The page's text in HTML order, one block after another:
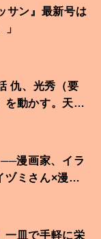
サン』最新号は
仇、光秀（要
を動かす。天下
漫画家、イラ
ヅミさん×漫画
一皿で手軽に栄